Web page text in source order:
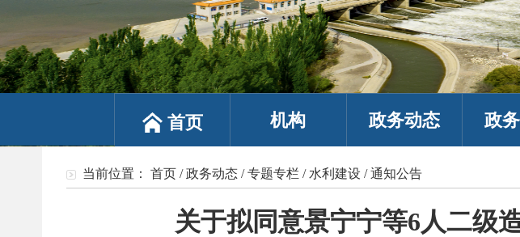
首页 机构 政务动态 政
当前位置： 首页 /政务动态 /专题专栏 / 水利建设 /通知公告
关于拟同意景宁宁等6人二级